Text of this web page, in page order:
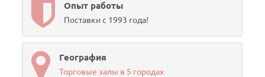
Опыт работы
Поставки с 1993 года!
География
Торговые залы в 5 городах